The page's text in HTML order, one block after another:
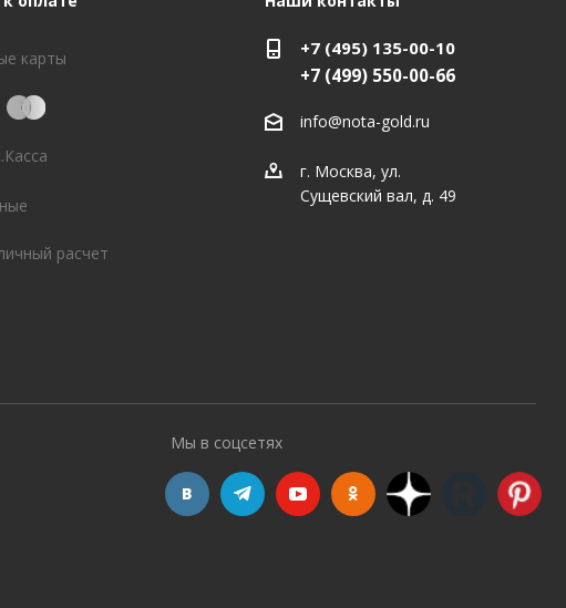
карты
расчет
+7 (495) 135-00-10
+7 (499) 550-00-66
info@nota-gold.ru
г. Москва, ул.
Сущевский вал, д. 49
Мы в соцсетях